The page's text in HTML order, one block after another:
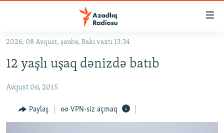
Əsas
qayıt
naviqasiyaya
Axtarışa
#İZAHLA
KORRUPSIOMETR
#ƏSLINDƏ
FƏRQƏ BAX
2026, 08 Avqust, şənbə, Bakı vaxtı 13:34
12 yaşlı uşaq dənizdə batıb
Avqust 06, 2015
Paylaş VPN-siz açmaq